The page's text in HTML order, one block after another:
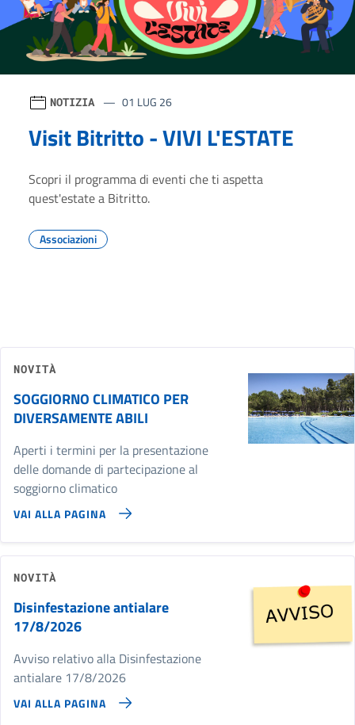
NOTIZIA 01 LUG 26
Visit Bitritto - VIVI L'ESTATE
Scopri il programma di eventi che ti aspetta
quest'estate a Bitritto.
Associazioni
NOVITÀ
SOGGIORNO CLIMATICO PER
DIVERSAMENTE ABILI
Aperti i termini per la presentazione
delle domande di partecipazione al
soggiorno climatico
VAI ALLA PAGINA
NOVITÀ
Disinfestazione antialare
17/8/2026
Avviso relativo alla Disinfestazione
antialare 17/8/2026
VAI ALLA PAGINA